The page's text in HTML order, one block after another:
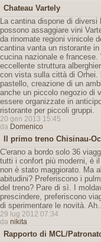
Chateau Vartely
La cantina dispone di
possono assaggiare vini
da rinomate regioni vinicole
cantina vanta un ristorante
cucina nazionale e
eccellente struttura
con vista sulla città di Orhei.
pastello, creazione di un
anche un piccolo negozio di
essere organizzate in
ristorante per piccoli gruppi.
20 gen 2013 15:45
da Domenico
Il primo treno Chisinau-
C'erano a bordo solo 36
tutti i confort più moderni, è
non è stato maggiorato. Ma
abitudini? Preferiscono i
del treno? Pare di sì. I
prescindere, preferiscono
di sperimentare le novità.
29 lug 2012 07:34
da nikita
Rapporto di MCL/